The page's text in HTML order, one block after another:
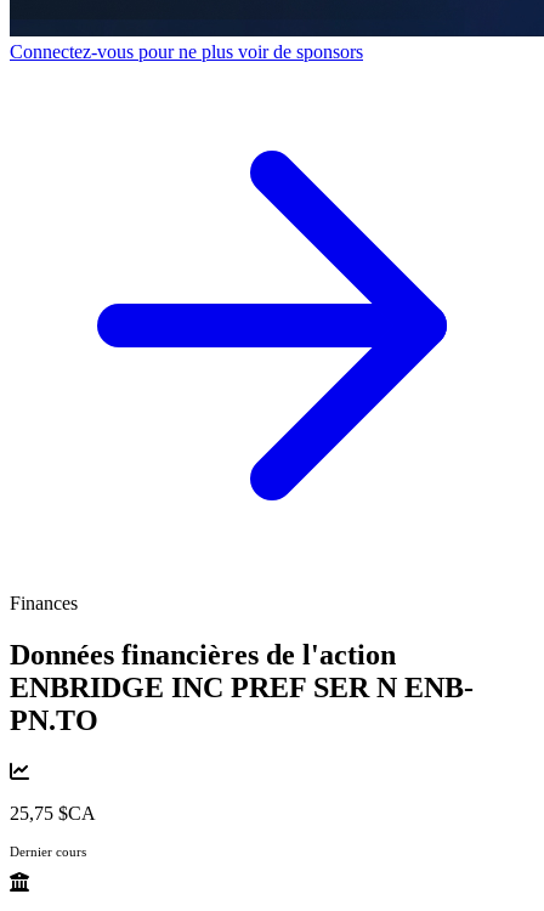
Connectez-vous pour ne plus voir de sponsors
Finances
Données financières de l'action
ENBRIDGE INC PREF SER N ENB-
PN.TO
25,75 $CA
Dernier cours